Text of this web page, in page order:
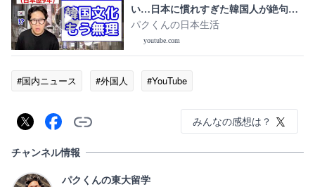
い…日本に慣れすぎた韓国人が絶句し
た5つの現実｜これが“逆カルチャーシ
ョック”です
パクくんの日本生活
youtube.com
#国内ニュース #外国人 #YouTube
みんなの感想は？
チャンネル情報
パクくんの東大留学